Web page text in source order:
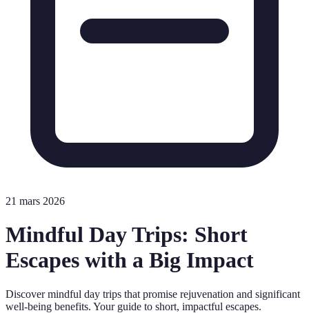
21 mars 2026
Mindful Day Trips: Short
Escapes with a Big Impact
Discover mindful day trips that promise rejuvenation and significant
well-being benefits. Your guide to short, impactful escapes.